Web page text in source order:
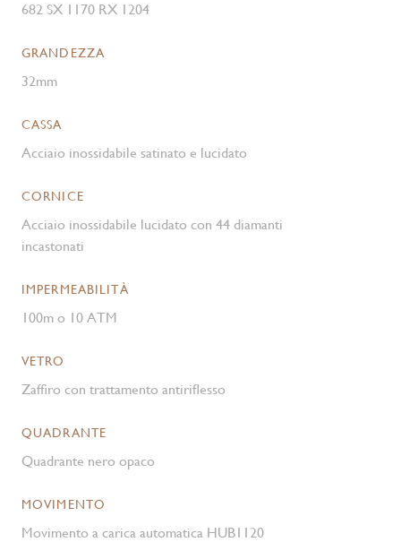
682 SX 1170 RX 1204
GRANDEZZA
32mm
CASSA
Acciaio inossidabile satinato e lucidato
CORNICE
Acciaio inossidabile lucidato con 44 diamanti
incastonati
IMPERMEABILITÀ
100m o 10 ATM
VETRO
Zaffiro con trattamento antiriflesso
QUADRANTE
Quadrante nero opaco
MOVIMENTO
Movimento a carica automatica HUB1120